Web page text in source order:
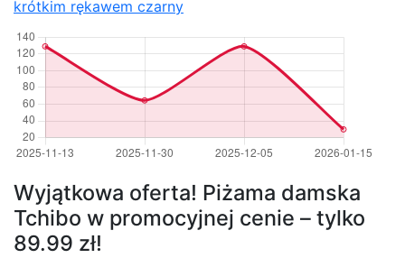
krótkim rękawem czarny
Wyjątkowa oferta! Piżama damska
Tchibo w promocyjnej cenie – tylko
89.99 zł!